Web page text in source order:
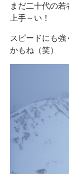
まだ二十代の
上手～い！
スピードにも強
かもね（笑）